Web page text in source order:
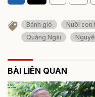
Bánh giò Nuôi con
Quảng Ngãi
BÀI LIÊN QUAN